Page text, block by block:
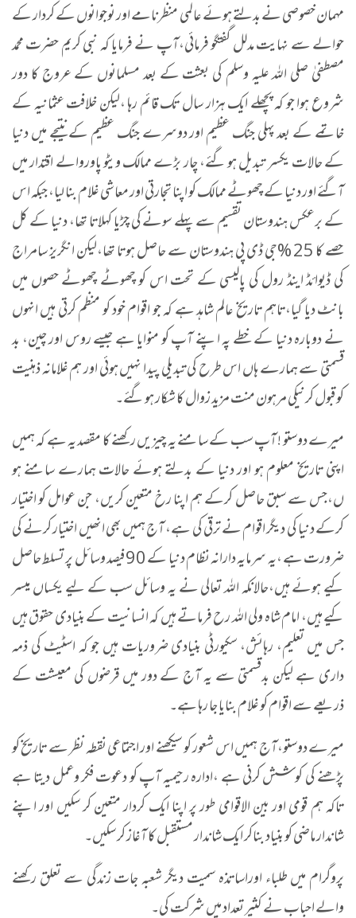
مہمان خصوصی نے بدلتے ہوئے عالمی منظرنامے اور نوجوانوں کے کردار کے
حوالے سے نہایت مدلل گفتگو فرمائی،آپ نے فرمایا کہ نبی کریم حضرت محمد
مصطفیٰ صلی اللہ علیہ وسلم کی بعثت کے بعد مسلمانوں کے عروج کا دور
شروع ہوا جو کہ پچھلے ایک ہزار سال تک قائم رہا ،لیکن خلافت عثمانیہ کے
خاتمے کے بعد پہلی جنگ عظیم اور دوسرے جنگ عظیم کے نتیجے میں دنیا
کے حالات یکسر تبدیل ہو گئے، چار بڑے ممالک ویٹو پاوروالے اقتدار میں
آگئے اور دنیا کے چھوٹے ممالک کو اپنا تجارتی اور معاشی غلام بنا لیا، جبکہ اس
کے برعکس ہندوستان تقسیم سے پہلے سونے کی چڑیا کہلاتا تھا، دنیا کے کل
حصے کا 25 %جی ڈی پی ہندوستان سے حاصل ہوتا تھا،لیکن انگریز سامراج
کی ڈیوائڈ اینڈ رول کی پالیسی کے تحت اس کو چھوٹے چھوٹے حصوں میں
بانٹ دیا گیا،تاہم تاریخ عالم شاہد ہے کہ جو اقوام خود کو منظم کرتی ہیں انہوں
نے دوبارہ دنیا کے خطے پہ اپنے آپ کو منوایا ہے جیسے روس اور چین، بد
قسمتی سے ہمارے ہاں اس طرح کی تبدیلی پیدا نہیں ہوئی اور ہم غلامانہ ذہنیت
کو قبول کرنیکی مرہون منت مزید زوال کا شکار ہو گئے۔
میرے دوستو ! آپ سب کے سامنے یہ چیزیں رکھنے کا مقصد یہ ہے کہ ہمیں
اپنی تاریخ معلوم ہو اور دنیا کے بدلتے ہوئے حالات ہمارے سامنے ہو
ں،جس سے سبق حاصل کرکے ہم اپنا رخ متعین کریں، جن عوامل کو اختیار
کرکے دنیا کی دیگر اقوام نے ترقی کی ہے، آج ہمیں بھی انھیں اختیار کرنے کی
ضرورت ہے ،یہ سرمایہ دارانہ نظام دنیا کے 90 فیصد وسائل پر تسلط حاصل
کیے ہوئے ہیں،حالانکہ اللہ تعالی نے یہ وسائل سب کے لیے یکساں میسر
کیے ہیں، امام شاہ ولی اللہ رح فرماتے ہیں کہ انسانیت کے بنیادی حقوق ہیں
جس میں تعلیم، رہائش، سکیورٹی بنیادی ضروریات ہیں جو کہ اسٹیٹ کی ذمہ
داری ہے لیکن بدقسمتی سے یہ آج کے دور میں قرضوں کی معیشت کے
ذریعے سے اقوام کو غلام بنایا جا رہا ہے۔
میرے دوستو،آج ہمیں اس شعور کو سیکھنے اور اجتماعی نقطہ نظر سے تاریخ کو
پڑھنے کی کوشش کرنی ہے ،ادارہ رحیمیہ آپ کو دعوت فکر وعمل دیتا ہے
تاکہ ہم قومی اور بین الاقوامی طور پر اپنا ایک کردار متعین کر سکیں اور اپنے
شاندار ماضی کو بنیاد بناکر ایک شاندار مستقبل کا آغاز کر سکیں۔
پروگرام میں طلباء اوراساتذہ سمیت دیگر شعبہ جات زندگی سے تعلق رکھنے
والے احباب نے کثیر تعداد میں شرکت کی۔